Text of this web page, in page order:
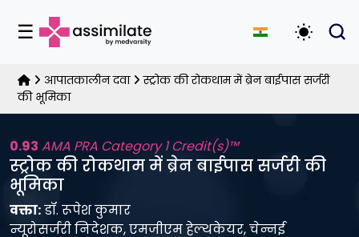
☰ डार्क
आपातकालीन दवा
स्ट्रोक की रोकथाम में ब्रेन बाईपास सर्जरी
की भूमिका
0.93 AMA PRA Category 1 Credit(s)™
स्ट्रोक की रोकथाम में ब्रेन बाईपास सर्जरी की
भूमिका
वक्ता:डॉ. रूपेश कुमार
न्यूरोसर्जरी निदेशक, एमजीएम हेल्थकेयर, चेन्नई